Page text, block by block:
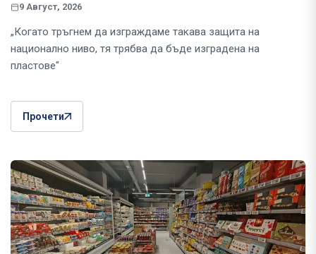
9 Август, 2026
„Когато тръгнем да изграждаме такава защита на
национално ниво, тя трябва да бъде изградена на
пластове"
Прочети